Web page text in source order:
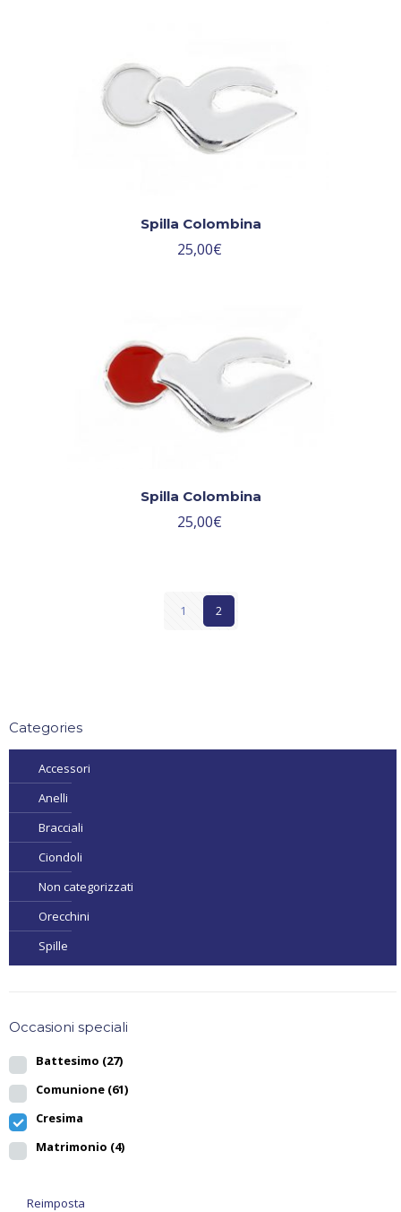
Spilla Colombina
25,00€
Spilla Colombina
25,00€
1 2
Categories
Accessori
Anelli
Bracciali
Ciondoli
Non categorizzati
Orecchini
Spille
Occasioni speciali
Battesimo (27)
Comunione (61)
Cresima
Matrimonio (4)
Reimposta